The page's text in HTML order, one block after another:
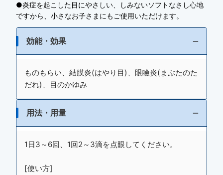
●炎症を起こした目にやさしい、しみないソフトなさし心地
ですから、小さなお子さまにもご使用いただけます。
効能・効果
ものもらい、結膜炎(はやり目)、眼瞼炎(まぶたのた
だれ)、目のかゆみ
用法・用量
1日3～6回、1回2～3滴を点眼してください。
[使い方]